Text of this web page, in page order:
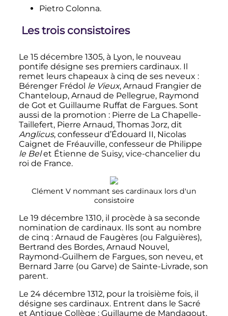
Pietro Colonna.
Les trois consistoires
Le 15 décembre 1305, à Lyon, le nouveau
pontife désigne ses premiers cardinaux. Il
remet leurs chapeaux à cinq de ses neveux :
Bérenger Frédol le Vieux, Arnaud Frangier de
Chanteloup, Arnaud de Pellegrue, Raymond
de Got et Guillaume Ruffat de Fargues. Sont
aussi de la promotion : Pierre de La Chapelle-
Taillefert, Pierre Arnaud, Thomas Jorz, dit
Anglicus, confesseur d’Édouard II, Nicolas
Caignet de Fréauville, confesseur de Philippe
le Belet Étienne de Suisy, vice-chancelier du
roi de France.
Clément V nommant ses cardinaux lors d'un
consistoire
Le 19 décembre 1310, il procède à sa seconde
nomination de cardinaux. Ils sont au nombre
de cinq : Arnaud de Faugères (ou Falguières),
Bertrand des Bordes, Arnaud Nouvel,
Raymond-Guilhem de Fargues, son neveu, et
Bernard Jarre (ou Garve) de Sainte-Livrade, son
parent.
Le 24 décembre 1312, pour la troisième fois, il
désigne ses cardinaux. Entrent dans le Sacré
et Antique Collège : Guillaume de Mandagout,